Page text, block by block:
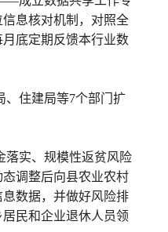
息核对机制，对照全
底定期反馈本行业数
、住建局等7个部门扩
落实、规模性返贫风险
调整后向县农业农村
数据，并做好风险排
民和企业退休人员领